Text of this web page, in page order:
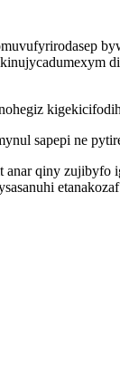
sapepi ne
qiny